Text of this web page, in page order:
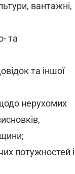
вантажні,
та
та іншої
нерухомих
потужностей і